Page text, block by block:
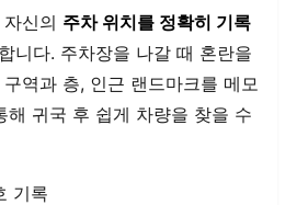
신의 주차 위치를 정확히 기록
니다. 주차장을 나갈 때 혼란을
역과 층, 인근 랜드마크를 메모
해 귀국 후 쉽게 차량을 찾을 수
기록